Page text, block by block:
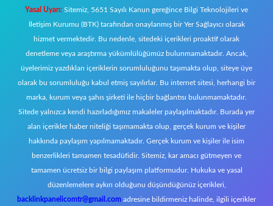
Yasal Uyarı: Sitemiz, 5651 Sayılı Kanun gereğince Bilgi Teknolojileri ve
İletişim Kurumu (BTK) tarafından onaylanmış bir Yer Sağlayıcı olarak
hizmet vermektedir. Bu nedenle, sitedeki içerikleri proaktif olarak
denetleme veya araştırma yükümlülüğümüz bulunmamaktadır. Ancak,
üyelerimiz yazdıkları içeriklerin sorumluluğunu taşımakta olup, siteye üye
olarak bu sorumluluğu kabul etmiş sayılırlar. Bu internet sitesi, herhangi bir
marka, kurum veya şahıs şirketi ile hiçbir bağlantısı bulunmamaktadır.
Sitede yalnızca kendi hazırladığımız makaleler paylaşılmaktadır. Burada yer
alan içerikler haber niteliği taşımamakta olup, gerçek kurum ve kişiler
hakkında paylaşım yapılmamaktadır. Gerçek kurum ve kişiler ile isim
benzerlikleri tamamen tesadüfidir. Sitemiz, kar amacı gütmeyen ve
tamamen ücretsiz bir bilgi paylaşım platformudur. Hukuka ve yasal
düzenlemelere aykırı olduğunu düşündüğünüz içerikleri,
backlinkpanelicomtr@gmail.com adresine bildirmeniz halinde, ilgili içerikler